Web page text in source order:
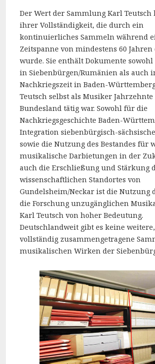
Der Wert der Sammlung Karl Teutsch
ihrer Vollständigkeit, die durch ein
kontinuierliches Sammeln während
Zeitspanne von mindestens 60
wurde. Sie enthält Dokumente
in Siebenbürgen/Rumänien als auch
Nachkriegszeit in Baden-
Teutsch selbst als Musiker
Bundesland tätig war. Sowohl für die
Nachkriegsgeschichte Baden-
Integration siebenbürgisch-
sowie die Nutzung des Bestandes für
musikalische Darbietungen in der
auch die Erschließung und Stärkung
wissenschaftlichen Standortes von
Gundelsheim/Neckar ist die Nutzung
die Forschung unzugänglichen
Karl Teutsch von hoher Bedeutung.
Deutschlandweit gibt es keine
vollständig zusammengetragene
musikalischen Wirken der